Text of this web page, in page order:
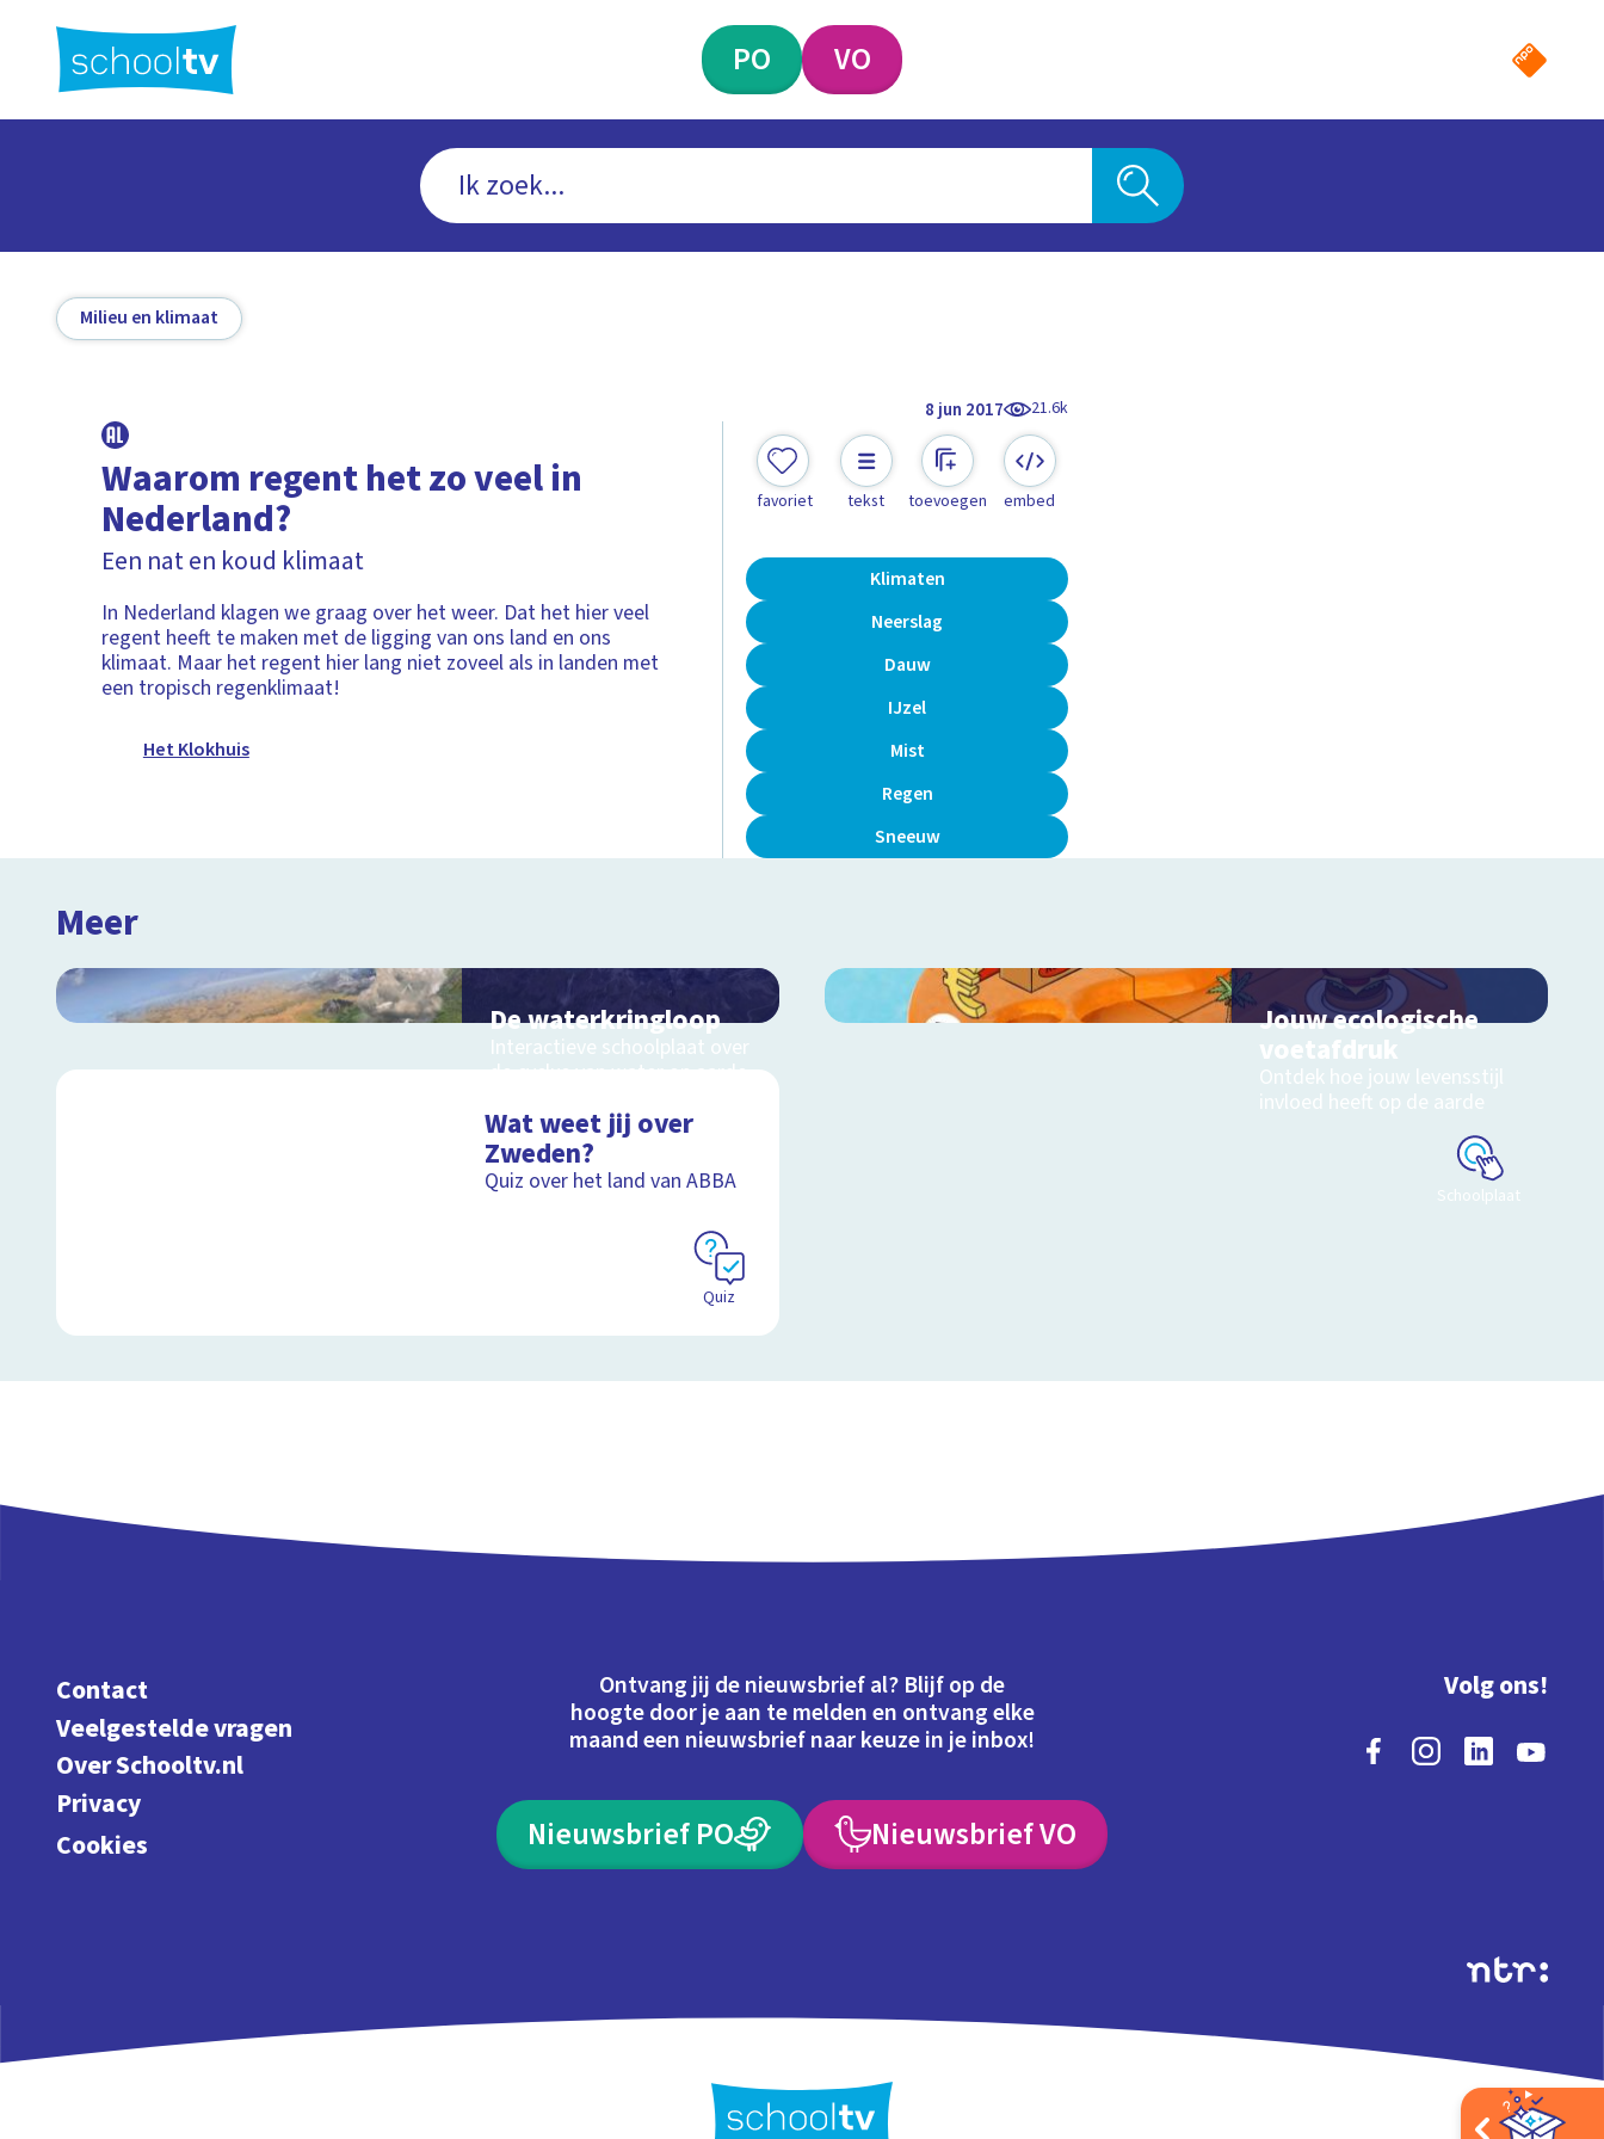
hoofdinhoud
PO VO
Milieu en klimaat
8 jun 2017 21.6k
Waarom regent het zo veel in
Nederland?
Een nat en koud klimaat
In Nederland klagen we graag over het weer. Dat het hier veel
regent heeft te maken met de ligging van ons land en ons
klimaat. Maar het regent hier lang niet zoveel als in landen met
een tropisch regenklimaat!
Het Klokhuis
favoriet tekst toevoegen embed
Klimaten
Neerslag
Dauw
IJzel
Mist
Regen
Sneeuw
Meer
De waterkringloop
Interactieve schoolplaat over
de cyclus van water op aarde
Jouw ecologische
voetafdruk
Ontdek hoe jouw levensstijl
invloed heeft op de aarde
Schoolplaat
Wat weet jij over
Zweden?
Quiz over het land van ABBA
Quiz
Contact
Veelgestelde vragen
Over Schooltv.nl
Privacy
Cookies
Ontvang jij de nieuwsbrief al? Blijf op de
hoogte door je aan te melden en ontvang elke
maand een nieuwsbrief naar keuze in je inbox!
Nieuwsbrief PO Nieuwsbrief VO
Volg ons!
Extra's